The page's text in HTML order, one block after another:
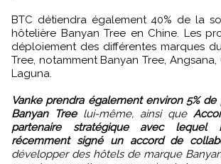
BTC détiendra également 40% de la
hôtelière Banyan Tree en Chine. Les
déploiement des différentes marques
Tree, notamment Banyan Tree, Angsana,
Laguna.
Vanke prendra également environ 5% de
Banyan Treelui-même, ainsi que
partenaire stratégique avec lequel
récemment signé un accord de
développer des hôtels de marque